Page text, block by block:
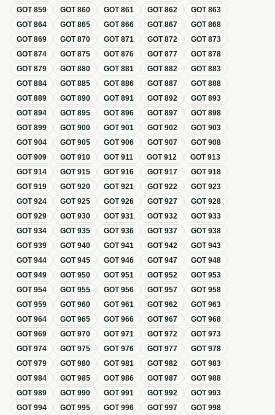
GOT859 GOT860 GOT861 GOT862 GOT863
GOT864 GOT865 GOT866 GOT867 GOT868
GOT869 GOT870 GOT871 GOT872 GOT873
GOT874 GOT875 GOT876 GOT877 GOT878
GOT879 GOT880 GOT881 GOT882 GOT883
GOT884 GOT885 GOT886 GOT887 GOT888
GOT889 GOT890 GOT891 GOT892 GOT893
GOT894 GOT895 GOT896 GOT897 GOT898
GOT899 GOT900 GOT901 GOT902 GOT903
GOT904 GOT905 GOT906 GOT907 GOT908
GOT909 GOT910 GOT911 GOT912 GOT913
GOT914 GOT915 GOT916 GOT917 GOT918
GOT919 GOT920 GOT921 GOT922 GOT923
GOT924 GOT925 GOT926 GOT927 GOT928
GOT929 GOT930 GOT931 GOT932 GOT933
GOT934 GOT935 GOT936 GOT937 GOT938
GOT939 GOT940 GOT941 GOT942 GOT943
GOT944 GOT945 GOT946 GOT947 GOT948
GOT949 GOT950 GOT951 GOT952 GOT953
GOT954 GOT955 GOT956 GOT957 GOT958
GOT959 GOT960 GOT961 GOT962 GOT963
GOT964 GOT965 GOT966 GOT967 GOT968
GOT969 GOT970 GOT971 GOT972 GOT973
GOT974 GOT975 GOT976 GOT977 GOT978
GOT979 GOT980 GOT981 GOT982 GOT983
GOT984 GOT985 GOT986 GOT987 GOT988
GOT989 GOT990 GOT991 GOT992 GOT993
GOT994 GOT995 GOT996 GOT997 GOT998